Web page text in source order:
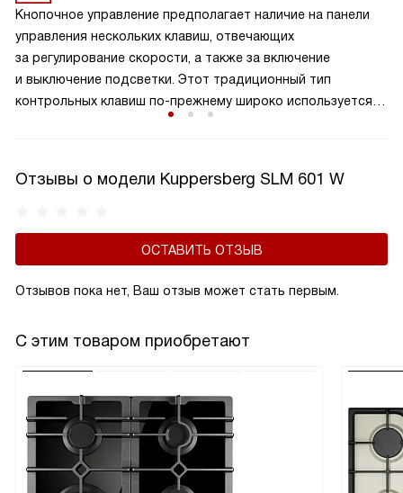
Кнопочное управление предполагает наличие на панели
управления нескольких клавиш, отвечающих
за регулирование скорости, а также за включение
и выключение подсветки. Этот традиционный тип
контрольных клавиш по-прежнему широко используется,
включения-выключения и безупречно служат весь период
Отзывы о модели Kuppersberg SLM 601 W
ОСТАВИТЬ ОТЗЫВ
Отзывов пока нет, Ваш отзыв может стать первым.
С этим товаром приобретают